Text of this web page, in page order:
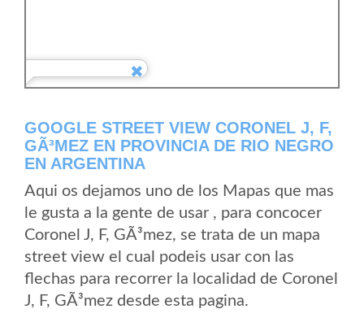
GOOGLE STREET VIEW CORONEL J, F,
GÃ³MEZ EN PROVINCIA DE RIO NEGRO
EN ARGENTINA
Aqui os dejamos uno de los Mapas que mas
le gusta a la gente de usar , para concocer
Coronel J, F, GÃ³mez, se trata de un mapa
street view el cual podeis usar con las
flechas para recorrer la localidad de Coronel
J, F, GÃ³mez desde esta pagina.